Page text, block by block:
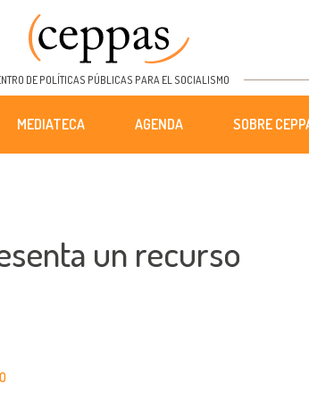
DE POLÍTICAS PÚBLICAS PARA EL SOCIALISMO
MEDIATECA AGENDA SOBRE
un recurso